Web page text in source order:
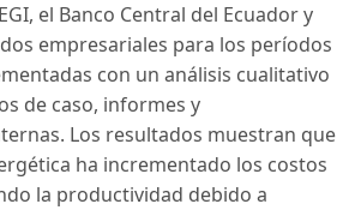
el Banco Central del Ecuador y
empresariales para los períodos
con un análisis cualitativo
de caso, informes y
Los resultados muestran que
ha incrementado los costos
la productividad debido a